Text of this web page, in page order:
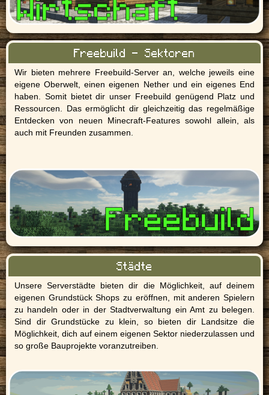
Freebuild - Sektoren
Wir bieten mehrere Freebuild-Server an, welche jeweils eine
eigene Oberwelt, einen eigenen Nether und ein eigenes End
haben. Somit bietet dir unser Freebuild genügend Platz und
Ressourcen. Das ermöglicht dir gleichzeitig das regelmäßige
Entdecken von neuen Minecraft-Features sowohl allein, als
auch mit Freunden zusammen.
Städte
Unsere Serverstädte bieten dir die Möglichkeit, auf deinem
eigenen Grundstück Shops zu eröffnen, mit anderen Spielern
zu handeln oder in der Stadtverwaltung ein Amt zu belegen.
Sind dir Grundstücke zu klein, so bieten dir Landsitze die
Möglichkeit, dich auf einem eigenen Sektor niederzulassen und
so große Bauprojekte voranzutreiben.